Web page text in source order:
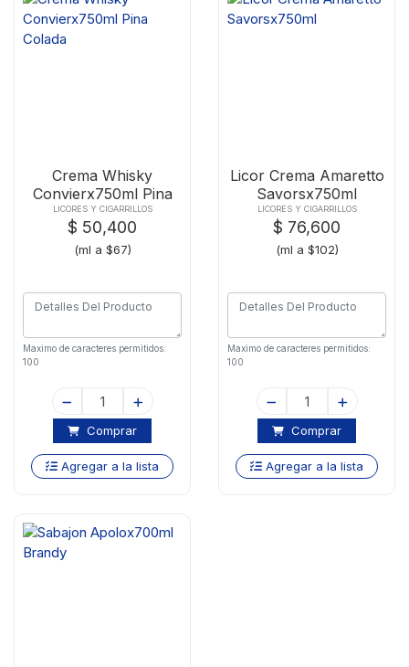
Crema Whisky
Convierx750ml Pina
Colada
LICORES Y CIGARRILLOS
$ 50,400
(ml a $67)
Maximo de caracteres permitidos:
100
Comprar
Agregar a la lista
Licor Crema Amaretto
Savorsx750ml
LICORES Y CIGARRILLOS
$ 76,600
(ml a $102)
Maximo de caracteres permitidos:
100
Comprar
Agregar a la lista